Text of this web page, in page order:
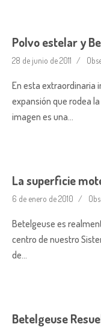
Polvo estelar y
28 de junio de 2011
En esta extraordinaria
expansión que rodea
imagen es una…
La superficie
6 de enero de 2010
Betelgeuse es
centro de nuestro
de…
Betelgeuse